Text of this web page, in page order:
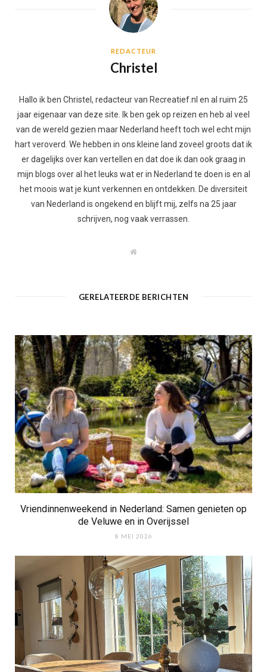
REDACTEUR
Christel
Hallo ik ben Christel, redacteur van Recreatief.nl en al ruim 25
jaar eigenaar van deze site. Ik ben gek op reizen en heb al veel
van de wereld gezien maar Nederland heeft toch wel echt mijn
hart veroverd. We hebben in ons kleine land zoveel groots dat ik
er dagelijks over kan vertellen en dat doe ik dan ook graag in
mijn blogs over al het leuks wat er in Nederland te doen is en al
het moois wat je kunt verkennen en ontdekken. De diversiteit
van Nederland is ongekend en blijft mij, zelfs na 25 jaar
schrijven, nog vaak verrassen.
W
e
GERELATEERDE BERICHTEN
Vriendinnenweekend in Nederland: Samen genieten op
de Veluwe en in Overijssel
8 MEI 2026